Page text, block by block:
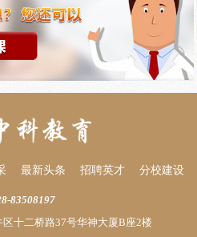
最新头条 招聘英才 分校建设
83508197
十二桥路37号华神大厦B座2楼